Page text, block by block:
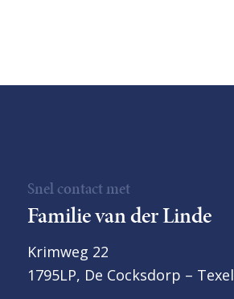
Snel contact met
Familie van der Linde
Krimweg 22
1795LP, De Cocksdorp – Texel